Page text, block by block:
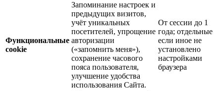
Функциональные
cookie
Запоминание настроек и
предыдущих визитов,
учёт уникальных
посетителей, упрощение
авторизации
(«запомнить меня»),
сохранение часового
пояса пользователя,
улучшение удобства
использования Сайта.
От сессии до 1
года; отдельные
если иное не
установлено
настройками
браузера